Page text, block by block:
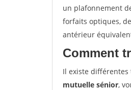
un plafonnement
forfaits optiques,
antérieur
Comment
Il existe différentes
mutuelle sénior,